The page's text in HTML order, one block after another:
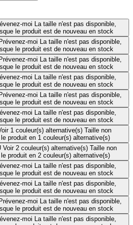
moi La taille n'est pas disponible,
le produit est de nouveau en stock
Prévenez-moi La taille n'est pas disponible,
le produit est de nouveau en stock
Prévenez-moi La taille n'est pas disponible,
le produit est de nouveau en stock
moi La taille n'est pas disponible,
le produit est de nouveau en stock
Prévenez-moi La taille n'est pas disponible,
le produit est de nouveau en stock
moi La taille n'est pas disponible,
le produit est de nouveau en stock
1 couleur(s) alternative(s) Taille non
produit en 1 couleur(s) alternative(s)
Voir 2 couleur(s) alternative(s) Taille non
produit en 2 couleur(s) alternative(s)
moi La taille n'est pas disponible,
le produit est de nouveau en stock
moi La taille n'est pas disponible,
le produit est de nouveau en stock
Prévenez-moi La taille n'est pas disponible,
le produit est de nouveau en stock
moi La taille n'est pas disponible,